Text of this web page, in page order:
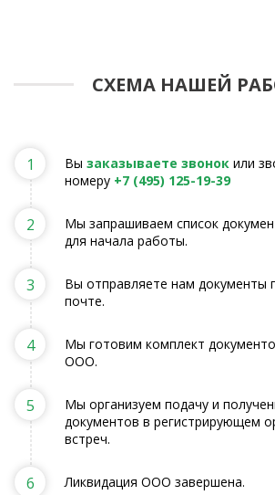
СХЕМА НАШЕЙ
1 Вы заказываете звонок или
номеру +7 (495) 125-19-39
2
Мы запрашиваем список
для начала работы.
3
Вы отправляете нам документы
почте.
4
Мы готовим комплект
ООО.
5
Мы организуем подачу и
документов в регистрирующем
встреч.
6 Ликвидация ООО завершена.